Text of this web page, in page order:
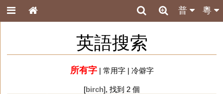
粵
普
英語搜索
所有字| 常用字| 冷僻字
[birch], 找到 2 個